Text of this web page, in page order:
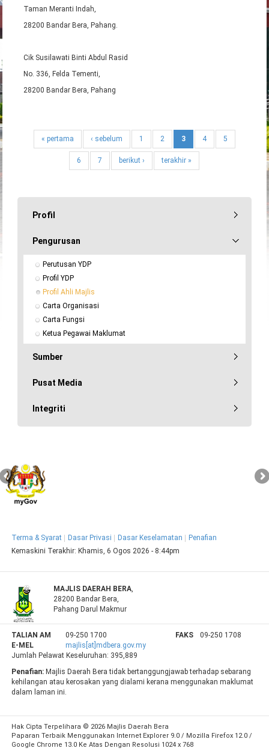
Taman Meranti Indah,
28200 Bandar Bera, Pahang.
Cik Susilawati Binti Abdul Rasid
No. 336, Felda Tementi,
28200 Bandar Bera, Pahang
« pertama ‹ sebelum 1 2 3 4 5
6 7 berikut › terakhir »
Profil
Pengurusan
Perutusan YDP
Profil YDP
Profil Ahli Majlis
Carta Organisasi
Carta Fungsi
Ketua Pegawai Maklumat
Sumber
Pusat Media
Integriti
Terma & Syarat Dasar Privasi Dasar Keselamatan
Penafian
Kemaskini Terakhir:Khamis, 6 Ogos 2026 - 8:44pm
MAJLIS DAERAH BERA,
28200 Bandar Bera,
Pahang Darul Makmur
TALIAN AM 09-250 1700 FAKS
09-250 1708
E-MEL
majlis[at]mdbera.gov.my
Jumlah Pelawat Keseluruhan: 395,889
Penafian: Majlis Daerah Bera tidak bertanggungjawab terhadap sebarang
kehilangan atau kerosakan yang dialami kerana menggunakan maklumat
dalam laman ini.
Hak Cipta Terpelihara © 2026 Majlis Daerah Bera
Paparan Terbaik Menggunakan Internet Explorer 9.0 / Mozilla Firefox 12.0 /
Google Chrome 13.0 Ke Atas Dengan Resolusi 1024 x 768